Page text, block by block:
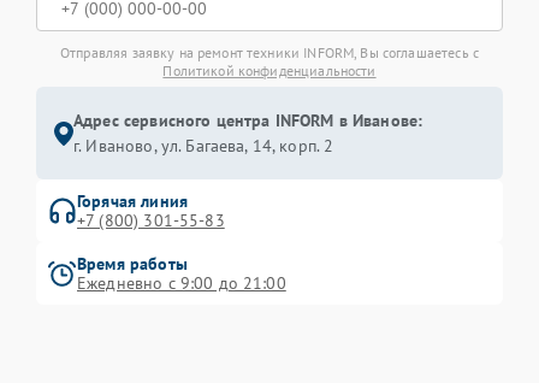
Отправляя заявку на ремонт техники INFORM, Вы соглашаетесь с
Политикой конфиденциальности
Адрес сервисного центра INFORM в Иванове:
г. Иваново, ул. Багаева, 14, корп. 2
Горячая линия
+7 (800) 301-55-83
Время работы
Ежедневно с 9:00 до 21:00